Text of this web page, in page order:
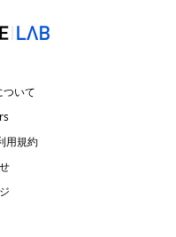
いて
用規約